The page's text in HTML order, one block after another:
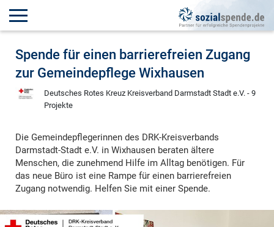
Spende für einen barrierefreien Zugang
zur Gemeindepflege Wixhausen
Deutsches Rotes Kreuz Kreisverband Darmstadt Stadt e.V. - 9
Projekte
Die Gemeindepflegerinnen des DRK-Kreisverbands
Darmstadt-Stadt e.V. in Wixhausen beraten ältere
Menschen, die zunehmend Hilfe im Alltag benötigen. Für
das neue Büro ist eine Rampe für einen barrierefreien
Zugang notwendig. Helfen Sie mit einer Spende.